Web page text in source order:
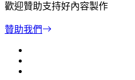
歡迎贊助支持好內容製作
贊助我們